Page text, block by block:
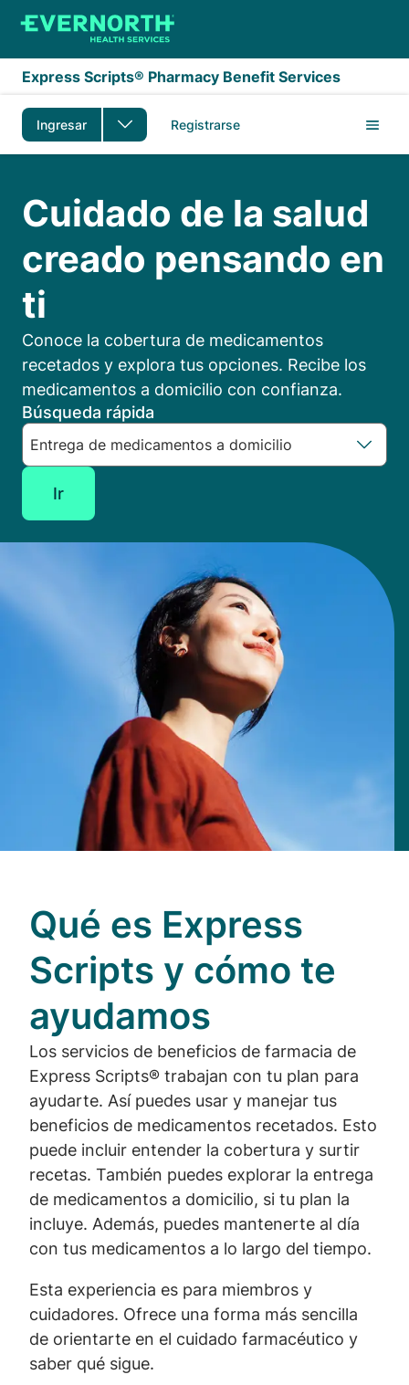
Saltar al contenido principal
Express Scripts® Pharmacy Benefit Services
Ingresar Registrarse
Cuidado de la salud
Cuidado de la salud
creado pensando en
ti
Conoce la cobertura de medicamentos
recetados y explora tus opciones. Recibe los
medicamentos a domicilio con confianza.
Búsqueda rápida
Ir
Qué es Express
Scripts y cómo te
ayudamos
Los servicios de beneficios de farmacia de
Express Scripts® trabajan con tu plan para
ayudarte. Así puedes usar y manejar tus
beneficios de medicamentos recetados. Esto
puede incluir entender la cobertura y surtir
recetas. También puedes explorar la entrega
de medicamentos a domicilio, si tu plan la
incluye. Además, puedes mantenerte al día
con tus medicamentos a lo largo del tiempo.
Esta experiencia es para miembros y
cuidadores. Ofrece una forma más sencilla
de orientarte en el cuidado farmacéutico y
saber qué sigue.